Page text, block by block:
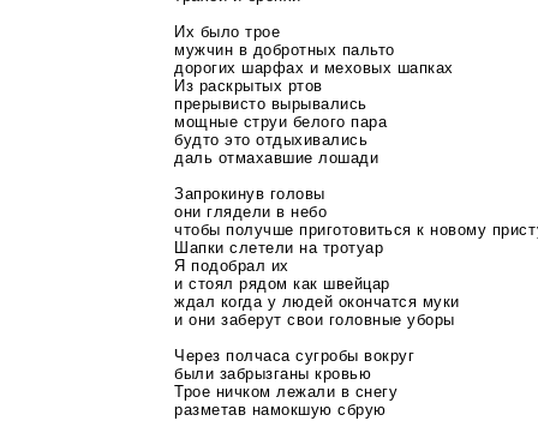
Их было трое
мужчин в добротных пальто
дорогих шарфах и меховых шапках
Из раскрытых ртов
прерывисто вырывались
мощные струи белого пара
будто это отдыхивались
даль отмахавшие лошади
Запрокинув головы
они глядели в небо
чтобы получше приготовиться к новому
Шапки слетели на тротуар
Я подобрал их
и стоял рядом как швейцар
ждал когда у людей окончатся муки
и они заберут свои головные уборы
Через полчаса сугробы вокруг
были забрызганы кровью
Трое ничком лежали в снегу
разметав намокшую сбрую